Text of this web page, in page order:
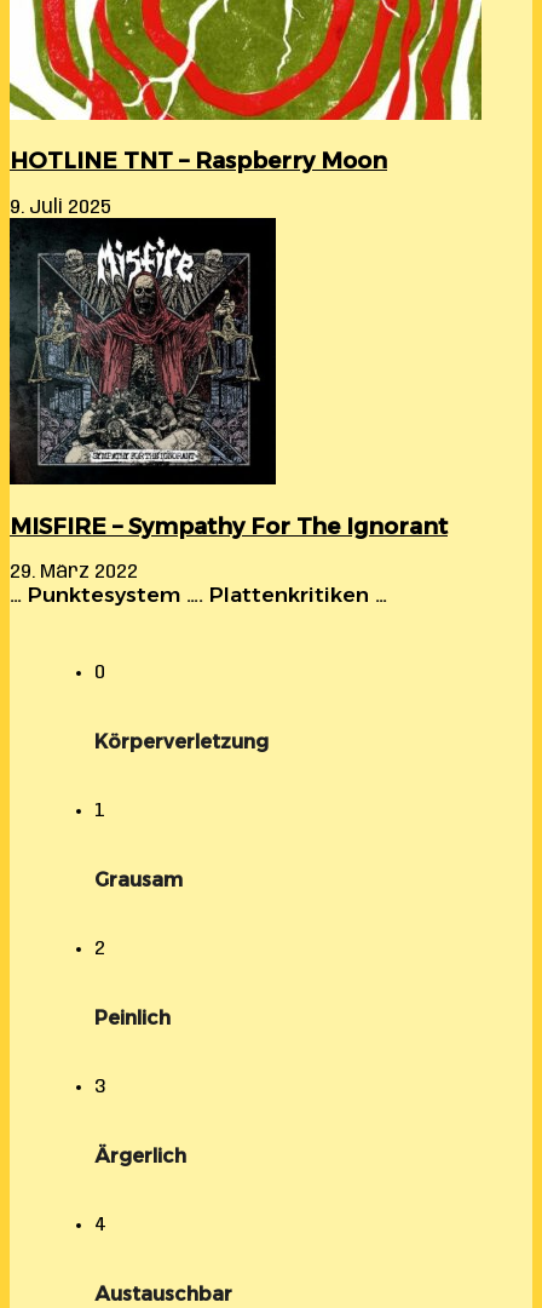
HOTLINE TNT – Raspberry Moon
9. Juli 2025
MISFIRE – Sympathy For The Ignorant
29. März 2022
… Punktesystem …. Plattenkritiken …
0
Körperverletzung
1
Grausam
2
Peinlich
3
Ärgerlich
4
Austauschbar